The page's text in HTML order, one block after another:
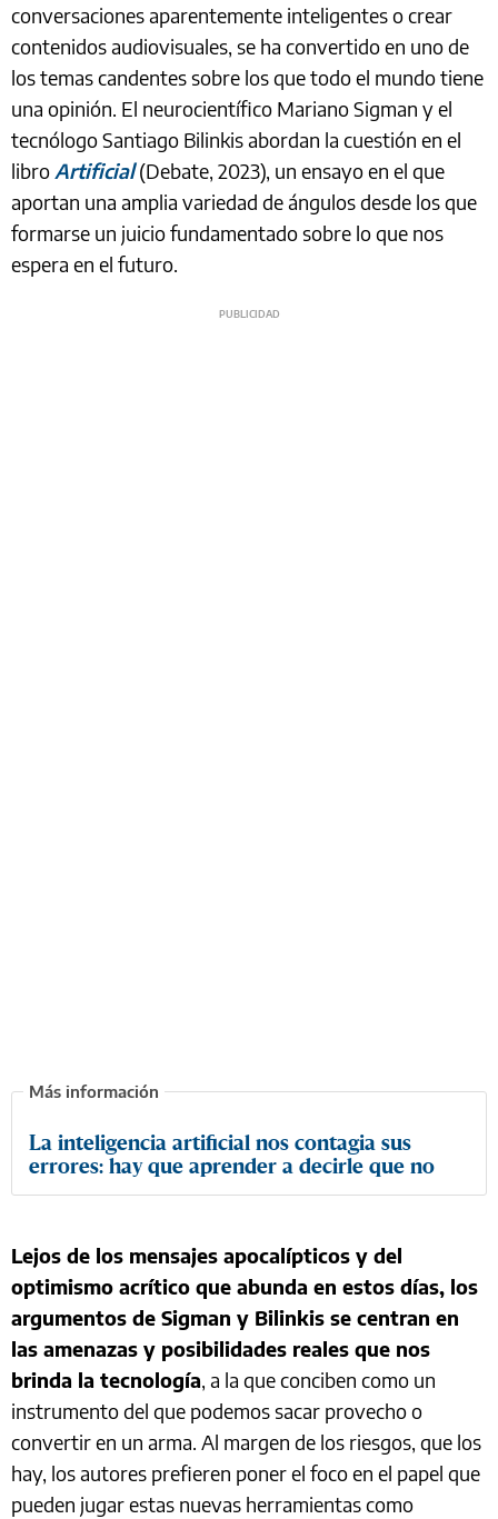
conversaciones aparentemente inteligentes o crear
contenidos audiovisuales, se ha convertido en uno de
los temas candentes sobre los que todo el mundo tiene
una opinión. El neurocientífico Mariano Sigman y el
tecnólogo Santiago Bilinkis abordan la cuestión en el
libro Artificial (Debate, 2023), un ensayo en el que
aportan una amplia variedad de ángulos desde los que
formarse un juicio fundamentado sobre lo que nos
espera en el futuro.
La inteligencia artificial nos contagia sus
errores: hay que aprender a decirle que no
Lejos de los mensajes apocalípticos y del
optimismo acrítico que abunda en estos días, los
argumentos de Sigman y Bilinkis se centran en
las amenazas y posibilidades reales que nos
brinda la tecnología, a la que conciben como un
instrumento del que podemos sacar provecho o
convertir en un arma. Al margen de los riesgos, que los
hay, los autores prefieren poner el foco en el papel que
pueden jugar estas nuevas herramientas como